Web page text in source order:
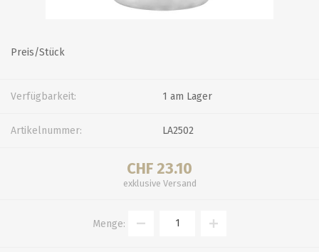
Preis/Stück
Verfügbarkeit: 1 am Lager
Artikelnummer: LA2502
CHF 23.10
exklusive Versand
Menge: